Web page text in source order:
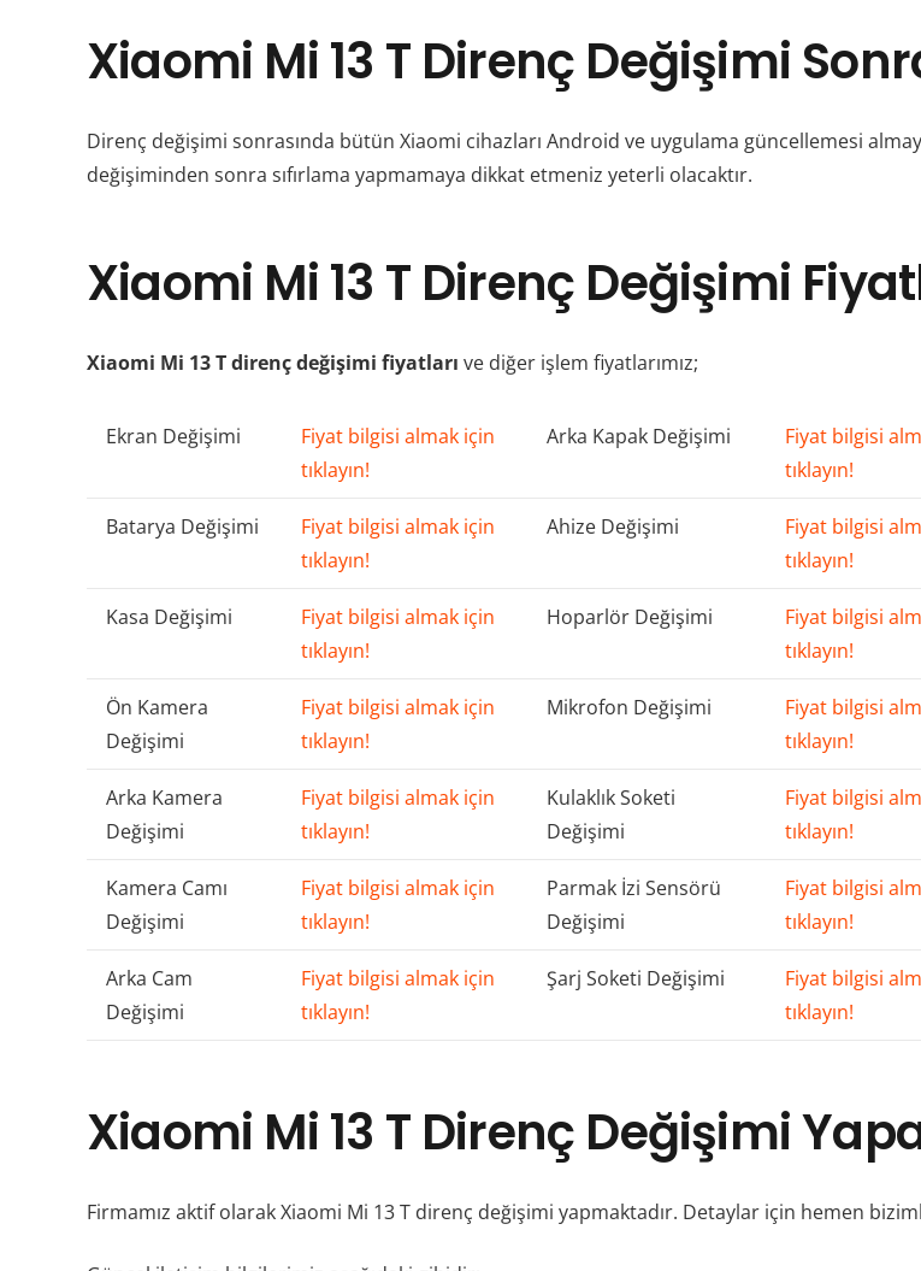
Xiaomi Mi 13 T Direnç Değişimi
Direnç değişimi sonrasında bütün Xiaomi cihazları Android ve uygulama güncellemesi
değişiminden sonra sıfırlama yapmamaya dikkat etmeniz yeterli olacaktır.
Xiaomi Mi 13 T Direnç Değişimi
Xiaomi Mi 13 T direnç değişimi fiyatları ve diğer işlem fiyatlarımız;
Ekran Değişimi
Fiyat bilgisi almak için
tıklayın!
Arka Kapak Değişimi
Fiyat bilgisi
tıklayın!
Batarya Değişimi
Fiyat bilgisi almak için
tıklayın!
Ahize Değişimi
Fiyat bilgisi
tıklayın!
Kasa Değişimi
Fiyat bilgisi almak için
tıklayın!
Hoparlör Değişimi
Fiyat bilgisi
tıklayın!
Ön Kamera
Değişimi
Fiyat bilgisi almak için
tıklayın!
Mikrofon Değişimi
Fiyat bilgisi
tıklayın!
Arka Kamera
Değişimi
Fiyat bilgisi almak için
tıklayın!
Kulaklık Soketi
Değişimi
Fiyat bilgisi
tıklayın!
Kamera Camı
Değişimi
Fiyat bilgisi almak için
tıklayın!
Parmak İzi Sensörü
Değişimi
Fiyat bilgisi
tıklayın!
Arka Cam
Değişimi
Fiyat bilgisi almak için
tıklayın!
Şarj Soketi Değişimi
Fiyat bilgisi
tıklayın!
Xiaomi Mi 13 T Direnç Değişimi
Firmamız aktif olarak Xiaomi Mi 13 T direnç değişimi yapmaktadır. Detaylar için hemen